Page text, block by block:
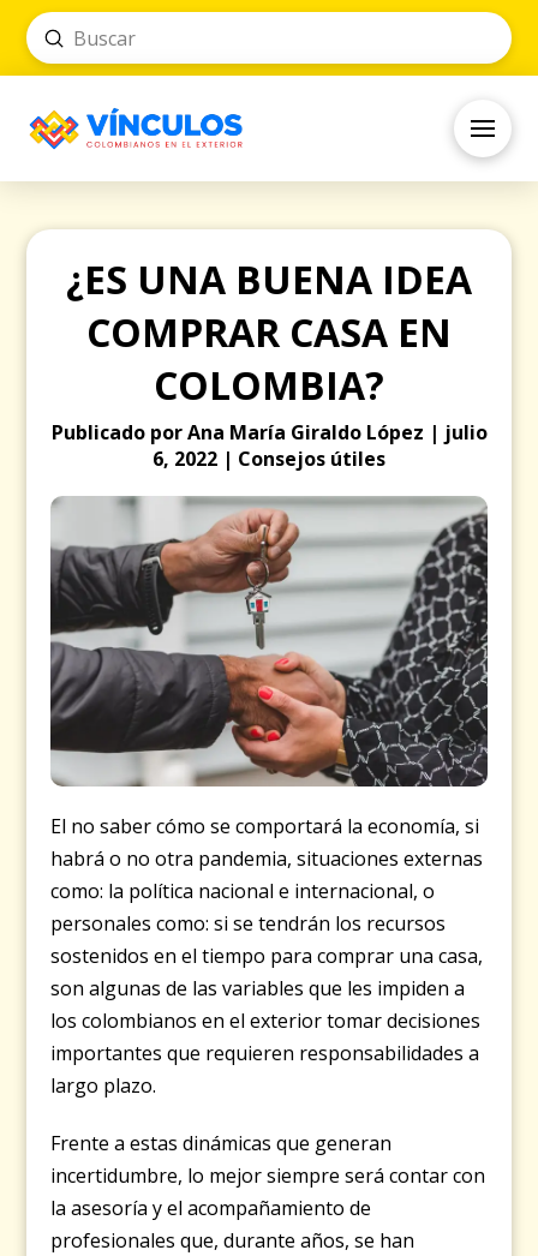
Search
Submit
¿ES UNA BUENA IDEA
COMPRAR CASA EN
COLOMBIA?
Publicado por Ana María Giraldo López | julio
6, 2022 | Consejos útiles
El no saber cómo se comportará la economía, si
habrá o no otra pandemia, situaciones externas
como: la política nacional e internacional, o
personales como: si se tendrán los recursos
sostenidos en el tiempo para comprar una casa,
son algunas de las variables que les impiden a
los colombianos en el exterior tomar decisiones
importantes que requieren responsabilidades a
largo plazo.
Frente a estas dinámicas que generan
incertidumbre, lo mejor siempre será contar con
la asesoría y el acompañamiento de
profesionales que, durante años, se han